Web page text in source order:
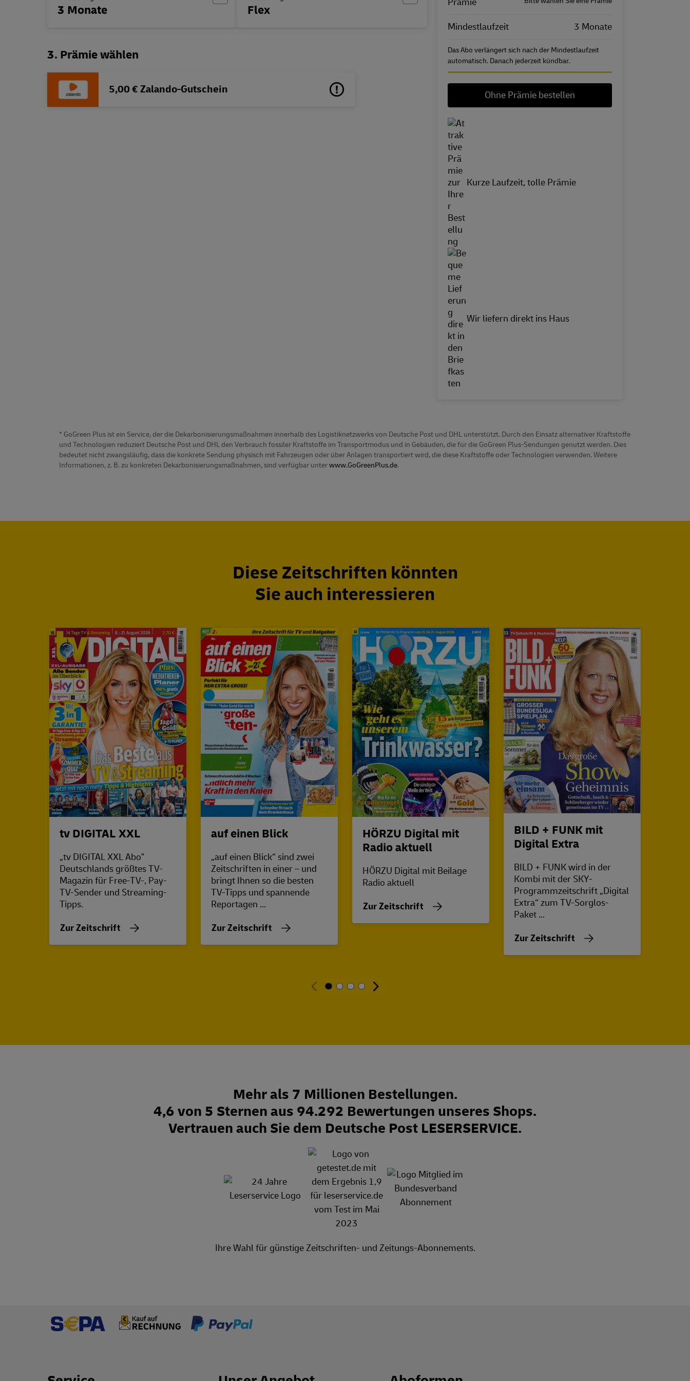
3 Monate Flex
3. Prämie wählen
5,00 € Zalando-Gutschein
Prämie
Mindestlaufzeit 3 Monate
Das Abo verlängert sich nach der Mindestlaufzeit
automatisch. Danach jederzeit kündbar.
Ohne Prämie bestellen
Kurze Laufzeit, tolle Prämie
Wir liefern direkt ins Haus
* GoGreen Plus ist ein Service, der die Dekarbonisierungsmaßnahmen innerhalb des Logistiknetzwerks von Deutsche Post und DHL unterstützt. Durch den Einsatz alternativer Kraftstoffe
und Technologien reduziert Deutsche Post und DHL den Verbrauch fossiler Kraftstoffe im Transportmodus und in Gebäuden, die für die GoGreen Plus-Sendungen genutzt werden. Dies
bedeutet nicht zwangsläufig, dass die konkrete Sendung physisch mit Fahrzeugen oder über Anlagen transportiert wird, die diese Kraftstoffe oder Technologien verwenden. Weitere
Informationen, z. B. zu konkreten Dekarbonisierungsmaßnahmen, sind verfügbar unterwww.GoGreenPlus.de.
Diese Zeitschriften könnten
Sie auch interessieren
tv DIGITAL XXL
„tv DIGITAL XXL Abo"
Deutschlands größtes TV-
Magazin für Free-TV-, Pay-
TV-Sender und Streaming-
Tipps.
Zur Zeitschrift
auf einen Blick
„auf einen Blick“ sind zwei
Zeitschriften in einer – und
bringt Ihnen so die besten
TV-Tipps und spannende
Reportagen ...
Zur Zeitschrift
HÖRZU Digital mit
Radio aktuell
HÖRZU Digital mit Beilage
Radio aktuell
Zur Zeitschrift
BILD + FUNK mit
Digital Extra
BILD + FUNK wird in der
Kombi mit der SKY-
Programmzeitschrift „Digital
Extra“ zum TV-Sorglos-
Paket ...
Zur Zeitschrift
Mehr als 7 Millionen Bestellungen.
4,6 von 5 Sternen aus 94.292 Bewertungen unseres Shops.
Vertrauen auch Sie dem Deutsche Post LESERSERVICE.
Ihre Wahl für günstige Zeitschriften- und Zeitungs-Abonnements.